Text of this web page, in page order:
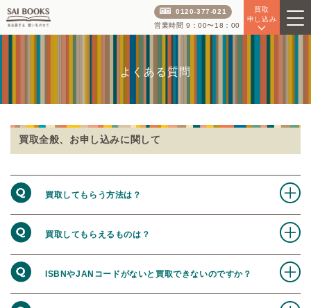
買取
申し込み
0120-377-021
営業時間 9：00〜18：00
よくある質問
買取全般、お申し込みに関して
買取してもらう方法は？
買取してもらえるものは？
ISBNやJANコードがないと買取できないのですか？